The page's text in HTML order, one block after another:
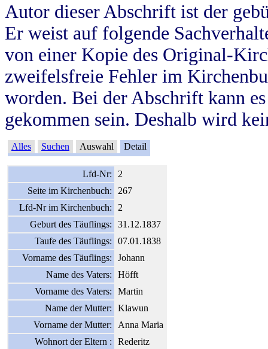
Autor dieser Abschrift ist der
Er weist auf folgende
von einer Kopie des Original-
zweifelsfreie Fehler im
worden. Bei der Abschrift kann
gekommen sein. Deshalb wird
Alles Suchen Auswahl Detail
Lfd-Nr:
2
Seite im Kirchenbuch:
267
Lfd-Nr im Kirchenbuch:
2
Geburt des Täuflings:
31.12.1837
Taufe des Täuflings:
07.01.1838
Vorname des Täuflings:
Johann
Name des Vaters:
Höfft
Vorname des Vaters:
Martin
Name der Mutter:
Klawun
Vorname der Mutter:
Anna Maria
Wohnort der Eltern :
Rederitz